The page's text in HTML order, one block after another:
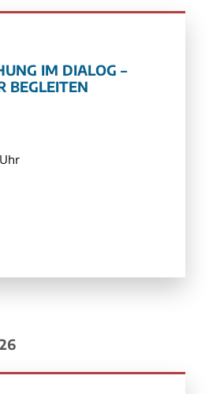
IM DIALOG –
BEGLEITEN